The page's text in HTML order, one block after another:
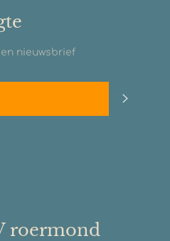
nieuwsbrief
roermond